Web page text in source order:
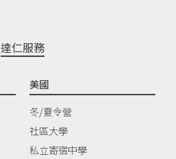
達仁服務
美國
冬/夏令營
社區大學
私立寄宿中學